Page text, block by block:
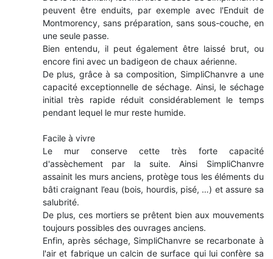
peuvent être enduits, par exemple avec l'Enduit de
Montmorency, sans préparation, sans sous-couche, en
une seule passe.
Bien entendu, il peut également être laissé brut, ou
encore fini avec un badigeon de chaux aérienne.
De plus, grâce à sa composition, SimpliChanvre a une
capacité exceptionnelle de séchage. Ainsi, le séchage
initial très rapide réduit considérablement le temps
pendant lequel le mur reste humide.
Facile à vivre
Le mur conserve cette très forte capacité
d'assèchement par la suite. Ainsi SimpliChanvre
assainit les murs anciens, protège tous les éléments du
bâti craignant l’eau (bois, hourdis, pisé, …) et assure sa
salubrité.
De plus, ces mortiers se prêtent bien aux mouvements
toujours possibles des ouvrages anciens.
Enfin, après séchage, SimpliChanvre se recarbonate à
l'air et fabrique un calcin de surface qui lui confère sa